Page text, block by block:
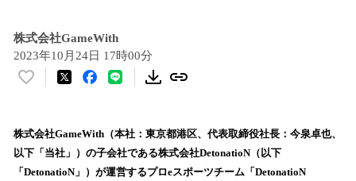
株式会社GameWith
2023年10月24日 17時00分
い
！
数
を
株式会社GameWith（本社：東京都港区、代表取締役社長：今泉卓也、
以下「当社」）の子会社である株式会社DetonatioN（以下
「DetonatioN」）が運営するプロeスポーツチーム「DetonatioN